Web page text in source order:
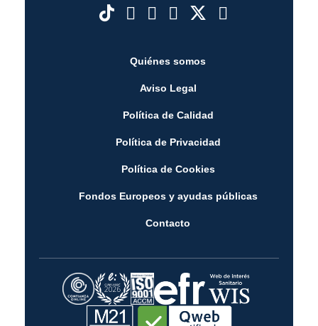
Quiénes somos
Aviso Legal
Política de Calidad
Política de Privacidad
Política de Cookies
Fondos Europeos y ayudas públicas
Contacto